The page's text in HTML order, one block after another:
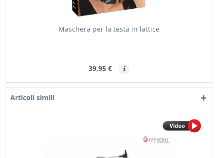
Maschera per la testa in lattice
39,95 €
Articoli simili